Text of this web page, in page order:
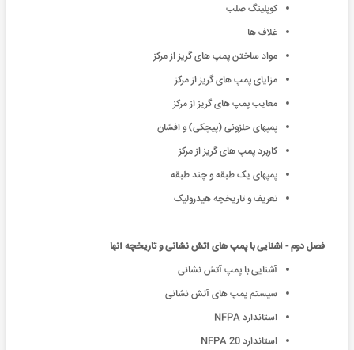
کوپلینگ صلب
غلاف ها
مواد ساختن پمپ های گریز از مرکز
مزایای پمپ های گریز از مرکز
معایب پمپ های گریز از مرکز
پمپهای حلزونی (پیچکی) و افشان
کاربرد پمپ های گریز از مرکز
پمپهای یک طبقه و چند طبقه
تعریف و تاریخچه هیدرولیک
فصل دوم - آشنایی با پمپ های آتش نشانی و تاریخچه آنها
آشنایی با پمپ آتش نشانی
سیستم پمپ های آتش نشانی
استاندارد NFPA
استاندارد NFPA 20